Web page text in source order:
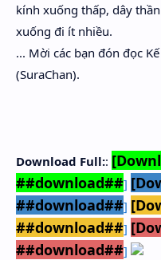
kính xuống thấp, dây
xuống đi ít nhiều.
... Mời các bạn đón đọc
(SuraChan).
Download Full::
##download##]
##download##]
##download##]
##download##]